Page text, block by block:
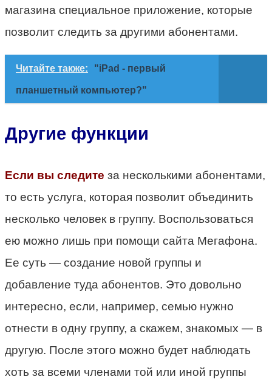
магазина специальное приложение, которые
позволит следить за другими абонентами.
Читайте также: "iPad - первый
планшетный компьютер?"
Другие функции
Если вы следите за несколькими абонентами,
то есть услуга, которая позволит объединить
несколько человек в группу. Воспользоваться
ею можно лишь при помощи сайта Мегафона.
Ее суть — создание новой группы и
добавление туда абонентов. Это довольно
интересно, если, например, семью нужно
отнести в одну группу, а скажем, знакомых — в
другую. После этого можно будет наблюдать
хоть за всеми членами той или иной группы